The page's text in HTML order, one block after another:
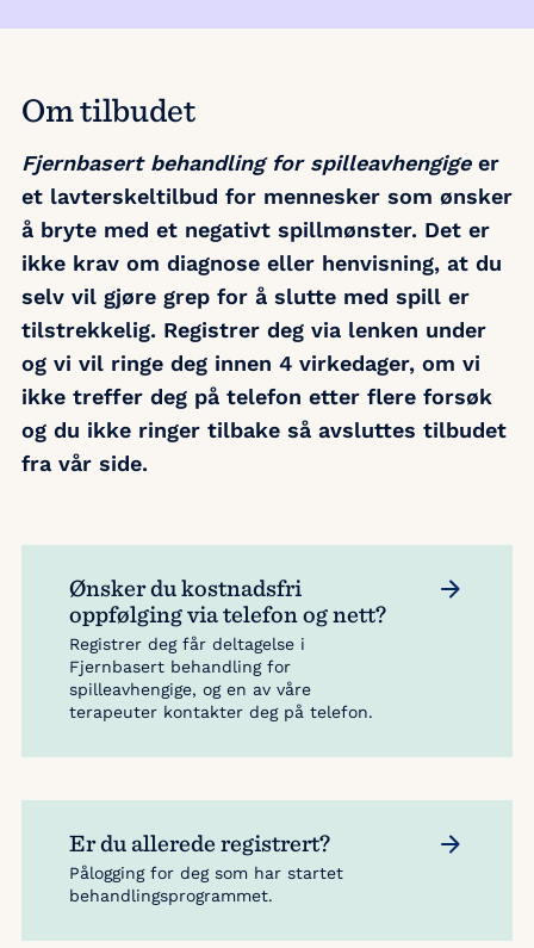
Om tilbudet
Fjernbasert behandling for spilleavhengigeer
et lavterskeltilbud for mennesker som ønsker
å bryte med et negativt spillmønster. Det er
ikke krav om diagnose eller henvisning, at du
selv vil gjøre grep for å slutte med spill er
tilstrekkelig. Registrer deg via lenken under
og vi vil ringe deg innen 4 virkedager, om vi
ikke treffer deg på telefon etter flere forsøk
og du ikke ringer tilbake så avsluttes tilbudet
fra vår side.
Ønsker du kostnadsfri
oppfølging via telefon og nett?
Registrer deg får deltagelse i
Fjernbasert behandling for
spilleavhengige, og en av våre
terapeuter kontakter deg på telefon.
Er du allerede registrert?
Pålogging for deg som har startet
behandlingsprogrammet.